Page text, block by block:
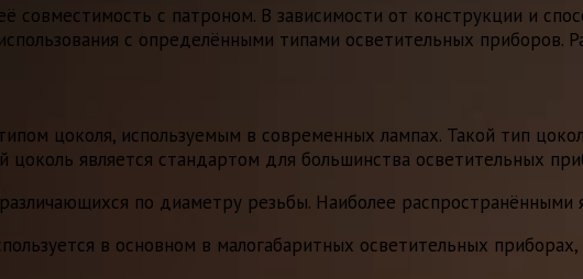
совместимость с патроном. В зависимости от конструкции и
с определёнными типами осветительных
цоколя, используемым в современных лампах. Такой тип
цоколь является стандартом для большинства осветительных
по диаметру резьбы. Наиболее
в основном в малогабаритных осветительных